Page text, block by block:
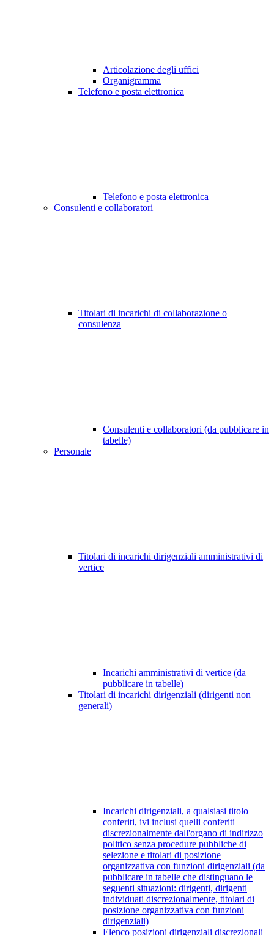
Articolazione degli uffici
Organigramma
Telefono e posta elettronica
Telefono e posta elettronica
Consulenti e collaboratori
Titolari di incarichi di collaborazione o
consulenza
Consulenti e collaboratori (da pubblicare in
tabelle)
Personale
Titolari di incarichi dirigenziali amministrativi di
vertice
Incarichi amministrativi di vertice (da
pubblicare in tabelle)
Titolari di incarichi dirigenziali (dirigenti non
generali)
Incarichi dirigenziali, a qualsiasi titolo
conferiti, ivi inclusi quelli conferiti
discrezionalmente dall'organo di indirizzo
politico senza procedure pubbliche di
selezione e titolari di posizione
organizzativa con funzioni dirigenziali (da
pubblicare in tabelle che distinguano le
seguenti situazioni: dirigenti, dirigenti
individuati discrezionalmente, titolari di
posizione organizzativa con funzioni
dirigenziali)
Elenco posizioni dirigenziali discrezionali